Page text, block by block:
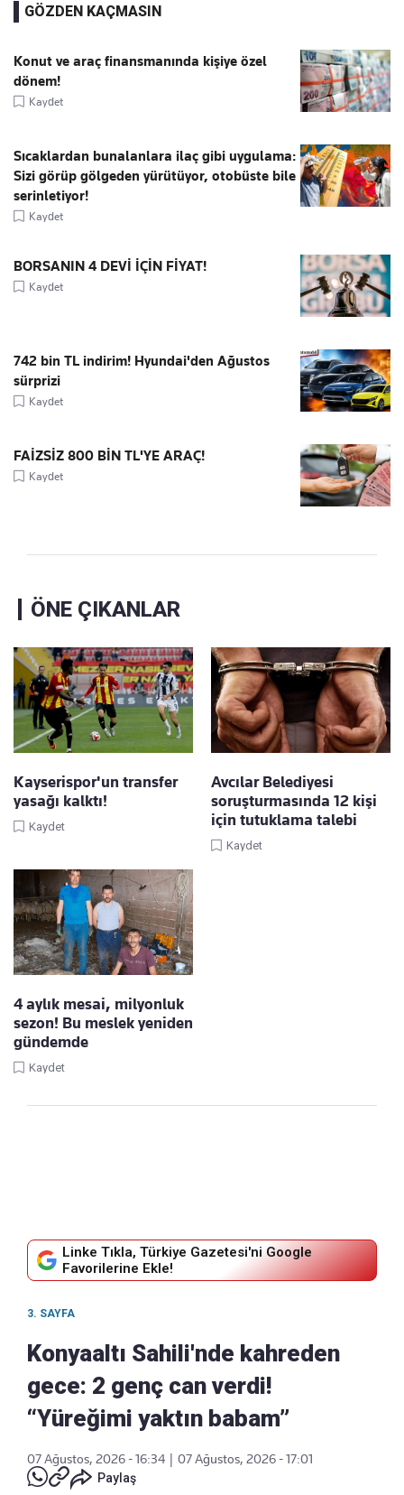
GÖZDEN KAÇMASIN
Konut ve araç finansmanında kişiye özel
dönem!
Kaydet
Sıcaklardan bunalanlara ilaç gibi uygulama:
Sizi görüp gölgeden yürütüyor, otobüste bile
serinletiyor!
Kaydet
BORSANIN 4 DEVİ İÇİN FİYAT!
Kaydet
742 bin TL indirim! Hyundai'den Ağustos
sürprizi
Kaydet
FAİZSİZ 800 BİN TL'YE ARAÇ!
Kaydet
ÖNE ÇIKANLAR
Kayserispor'un transfer
yasağı kalktı!
Kaydet
Avcılar Belediyesi
soruşturmasında 12 kişi
için tutuklama talebi
Kaydet
4 aylık mesai, milyonluk
sezon! Bu meslek yeniden
gündemde
Kaydet
Linke Tıkla, Türkiye Gazetesi'ni Google
Favorilerine Ekle!
3. SAYFA
Konyaaltı Sahili'nde kahreden
gece: 2 genç can verdi!
“Yüreğimi yaktın babam”
07 Ağustos, 2026 - 16:34
07 Ağustos, 2026 - 17:01
Paylaş